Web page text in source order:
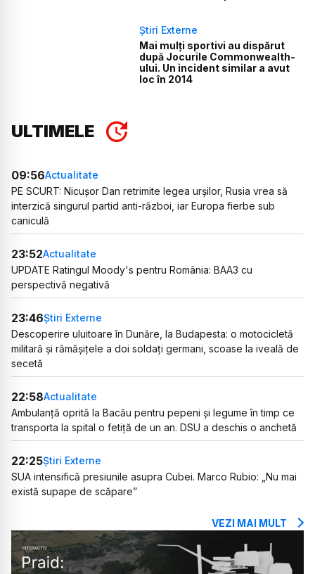
Știri Externe
Mai mulți sportivi au dispărut
după Jocurile Commonwealth-
ului. Un incident similar a avut
loc în 2014
ULTIMELE
09:56Actualitate
PE SCURT: Nicușor Dan retrimite legea urșilor, Rusia vrea să
interzică singurul partid anti-război, iar Europa fierbe sub
caniculă
23:52Actualitate
UPDATE Ratingul Moody's pentru România: BAA3 cu
perspectivă negativă
23:46Știri Externe
Descoperire uluitoare în Dunăre, la Budapesta: o motocicletă
militară și rămășițele a doi soldați germani, scoase la iveală de
secetă
22:58Actualitate
Ambulanță oprită la Bacău pentru pepeni și legume în timp ce
transporta la spital o fetiță de un an. DSU a deschis o anchetă
22:25Știri Externe
SUA intensifică presiunile asupra Cubei. Marco Rubio: „Nu mai
există supape de scăpare”
VEZI MAI MULT